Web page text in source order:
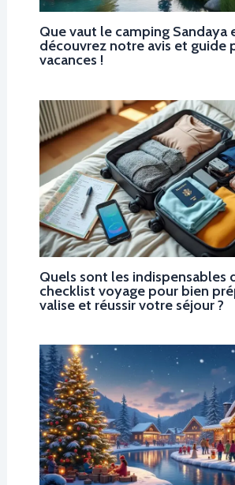
Que vaut le camping Sandaya
découvrez notre avis et guide
vacances !
Quels sont les indispensables
checklist voyage pour bien
valise et réussir votre séjour ?